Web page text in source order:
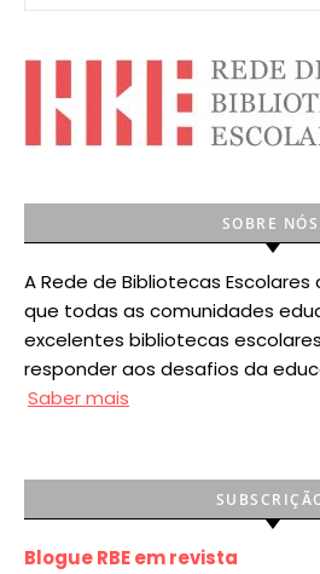
SOBRE NÓS
A Rede de Bibliotecas
que todas as comunidades
excelentes bibliotecas
responder aos desafios da
Saber mais
Blogue RBE em revista